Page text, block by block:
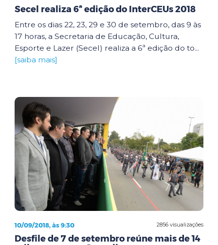
Secel realiza 6ª edição do InterCEUs 2018
Entre os dias 22, 23, 29 e 30 de setembro, das 9 às
17 horas, a Secretaria de Educação, Cultura,
Esporte e Lazer (Secel) realiza a 6ª edição do to...
[saiba mais]
2856 visualizações
10/09/2018, às 9:30
Desfile de 7 de setembro reúne mais de 14